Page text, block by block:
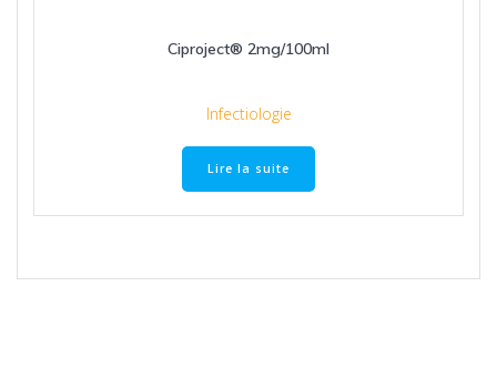
Ciproject® 2mg/100ml
Infectiologie
Lire la suite